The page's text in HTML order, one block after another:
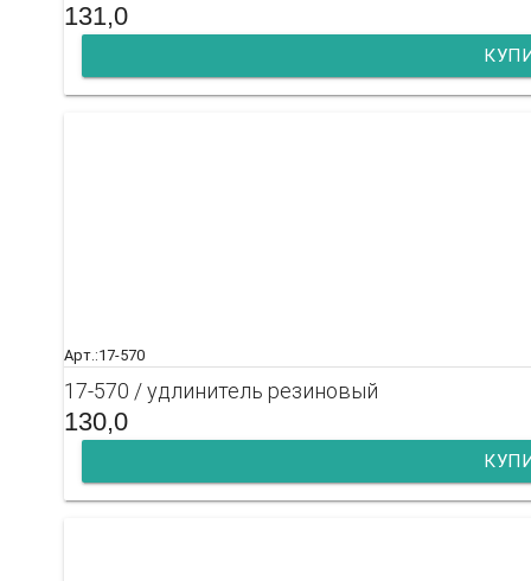
131,0
Арт.:17-570
17-570 / удлинитель резиновый
130,0